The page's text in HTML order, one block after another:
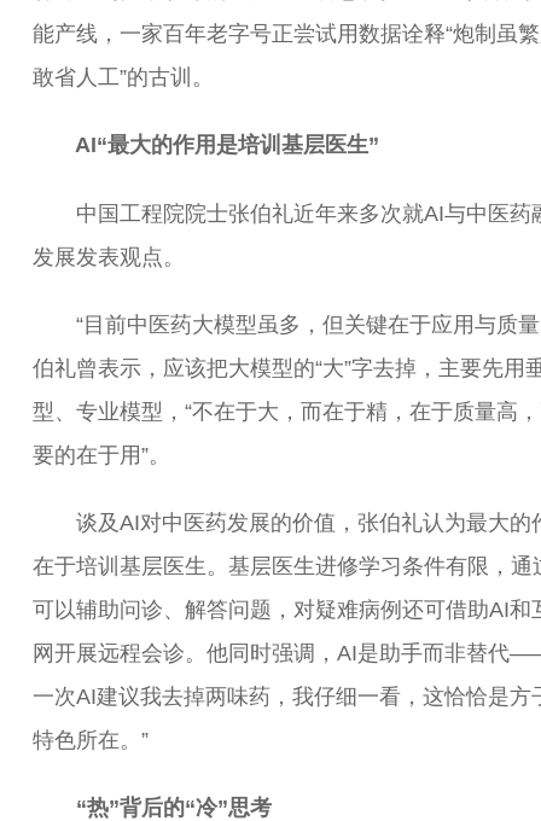
能产线，一家百年老字号正尝试用数据诠释“炮制虽
敢省人工”的古训。
AI“最大的作用是培训基层医生”
中国工程院院士张伯礼近年来多次就AI与中医药
发展发表观点。
“目前中医药大模型虽多，但关键在于应用与质量
伯礼曾表示，应该把大模型的“大”字去掉，主要先用
型、专业模型，“不在于大，而在于精，在于质量高
要的在于用”。
谈及AI对中医药发展的价值，张伯礼认为最大的
在于培训基层医生。基层医生进修学习条件有限，通
可以辅助问诊、解答问题，对疑难病例还可借助AI和
网开展远程会诊。他同时强调，AI是助手而非替代
一次AI建议我去掉两味药，我仔细一看，这恰恰是方
特色所在。”
“热”背后的“冷”思考